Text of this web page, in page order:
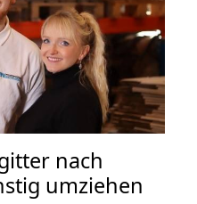
nach
umziehen